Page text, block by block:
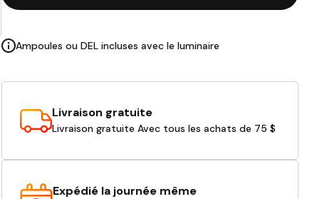
Ampoules ou DEL incluses avec le luminaire
Livraison gratuite
Livraison gratuite Avec tous les achats de 75 $
Expédié la journée même